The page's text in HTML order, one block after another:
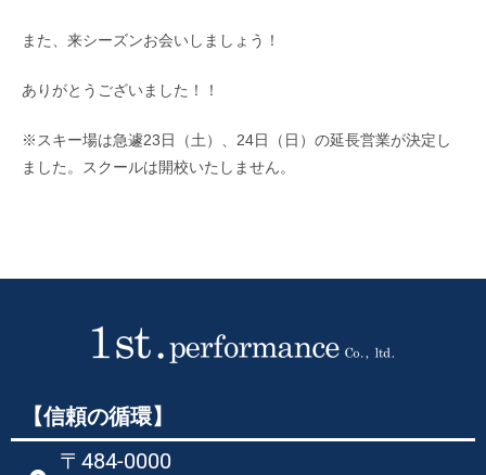
また、来シーズンお会いしましょう！
ありがとうございました！！
※スキー場は急遽23日（土）、24日（日）の延長営業が決定し
ました。スクールは開校いたしません。
【信頼の循環】
〒484-0000